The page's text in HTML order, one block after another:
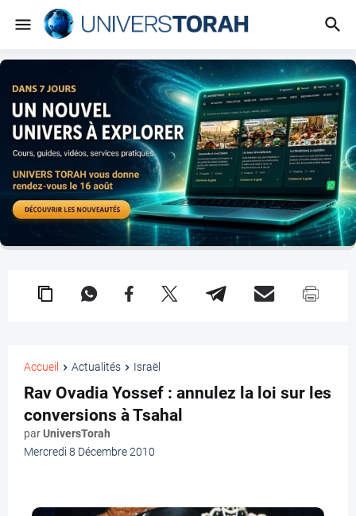
Accueil Actualités Israël
Rav Ovadia Yossef : annulez la loi sur les
conversions à Tsahal
parUniversTorah
Mercredi 8 Décembre 2010